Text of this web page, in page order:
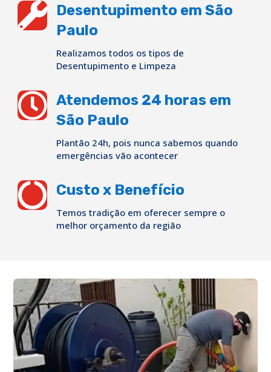

Desentupimento em São
Paulo
Realizamos todos os tipos de
Desentupimento e Limpeza
 Atendemos 24 horas em
São Paulo
Plantão 24h, pois nunca sabemos quando
emergências vão acontecer
 Custo x Benefício
Temos tradição em oferecer sempre o
melhor orçamento da região